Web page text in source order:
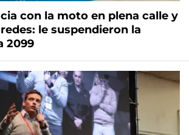
con la moto en plena calle y
le suspendieron la
2099